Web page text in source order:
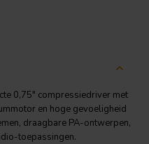
0,75" compressiedriver met
en hoge gevoeligheid
draagbare PA-ontwerpen,
toepassingen.